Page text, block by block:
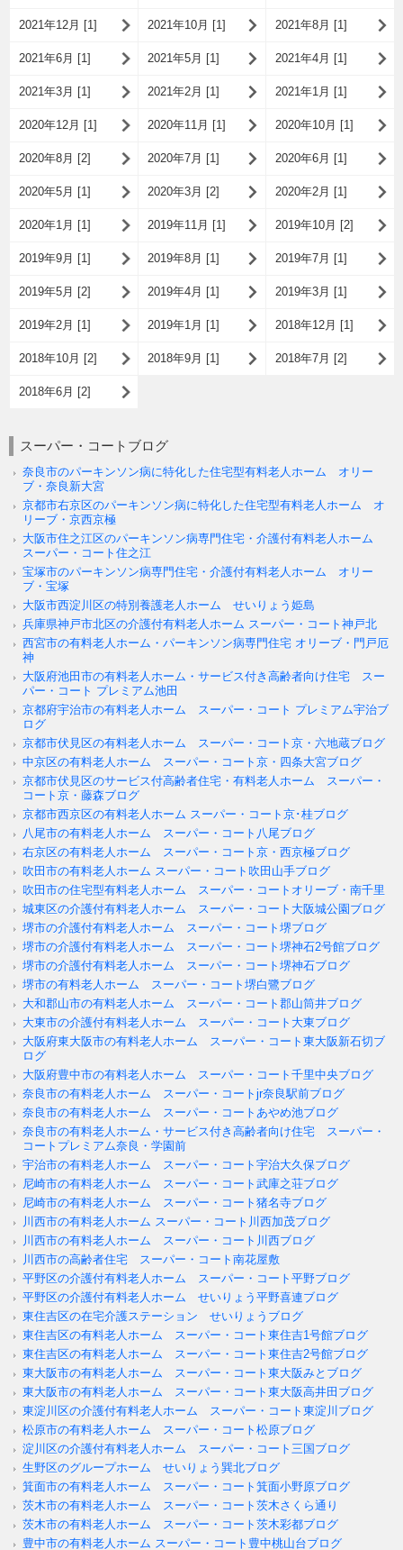
2021年12月 [1] 2021年10月 [1] 2021年8月 [1]
2021年6月 [1] 2021年5月 [1] 2021年4月 [1]
2021年3月 [1] 2021年2月 [1] 2021年1月 [1]
2020年12月 [1] 2020年11月 [1] 2020年10月 [1]
2020年8月 [2] 2020年7月 [1] 2020年6月 [1]
2020年5月 [1] 2020年3月 [2] 2020年2月 [1]
2020年1月 [1] 2019年11月 [1] 2019年10月 [2]
2019年9月 [1] 2019年8月 [1] 2019年7月 [1]
2019年5月 [2] 2019年4月 [1] 2019年3月 [1]
2019年2月 [1] 2019年1月 [1] 2018年12月 [1]
2018年10月 [2] 2018年9月 [1] 2018年7月 [2]
2018年6月 [2]
スーパー・コートブログ
奈良市のパーキンソン病に特化した住宅型有料老人ホーム オリー
ブ・奈良新大宮
京都市右京区のパーキンソン病に特化した住宅型有料老人ホーム オ
リーブ・京西京極
大阪市住之江区のパーキンソン病専門住宅・介護付有料老人ホーム
スーパー・コート住之江
宝塚市のパーキンソン病専門住宅・介護付有料老人ホーム オリー
ブ・宝塚
大阪市西淀川区の特別養護老人ホーム せいりょう姫島
兵庫県神戸市北区の介護付有料老人ホーム スーパー・コート神戸北
西宮市の有料老人ホーム・パーキンソン病専門住宅 オリーブ・門戸厄
神
大阪府池田市の有料老人ホーム・サービス付き高齢者向け住宅 スー
パー・コート プレミアム池田
京都府宇治市の有料老人ホーム スーパー・コート プレミアム宇治ブ
ログ
京都市伏見区の有料老人ホーム スーパー・コート京・六地蔵ブログ
中京区の有料老人ホーム スーパー・コート京・四条大宮ブログ
京都市伏見区のサービス付高齢者住宅・有料老人ホーム スーパー・
コート京・藤森ブログ
京都市西京区の有料老人ホーム スーパー・コート京･桂ブログ
八尾市の有料老人ホーム スーパー・コート八尾ブログ
右京区の有料老人ホーム スーパー・コート京・西京極ブログ
吹田市の有料老人ホーム スーパー・コート吹田山手ブログ
吹田市の住宅型有料老人ホーム スーパー・コートオリーブ・南千里
城東区の介護付有料老人ホーム スーパー・コート大阪城公園ブログ
堺市の介護付有料老人ホーム スーパー・コート堺ブログ
堺市の介護付有料老人ホーム スーパー・コート堺神石2号館ブログ
堺市の介護付有料老人ホーム スーパー・コート堺神石ブログ
堺市の有料老人ホーム スーパー・コート堺白鷺ブログ
大和郡山市の有料老人ホーム スーパー・コート郡山筒井ブログ
大東市の介護付有料老人ホーム スーパー・コート大東ブログ
大阪府東大阪市の有料老人ホーム スーパー・コート東大阪新石切ブ
ログ
大阪府豊中市の有料老人ホーム スーパー・コート千里中央ブログ
奈良市の有料老人ホーム スーパー・コートjr奈良駅前ブログ
奈良市の有料老人ホーム スーパー・コートあやめ池ブログ
奈良市の有料老人ホーム・サービス付き高齢者向け住宅 スーパー・
コートプレミアム奈良・学園前
宇治市の有料老人ホーム スーパー・コート宇治大久保ブログ
尼崎市の有料老人ホーム スーパー・コート武庫之荘ブログ
尼崎市の有料老人ホーム スーパー・コート猪名寺ブログ
川西市の有料老人ホーム スーパー・コート川西加茂ブログ
川西市の有料老人ホーム スーパー・コート川西ブログ
川西市の高齢者住宅 スーパー・コート南花屋敷
平野区の介護付有料老人ホーム スーパー・コート平野ブログ
平野区の介護付有料老人ホーム せいりょう平野喜連ブログ
東住吉区の在宅介護ステーション せいりょうブログ
東住吉区の有料老人ホーム スーパー・コート東住吉1号館ブログ
東住吉区の有料老人ホーム スーパー・コート東住吉2号館ブログ
東大阪市の有料老人ホーム スーパー・コート東大阪みとブログ
東大阪市の有料老人ホーム スーパー・コート東大阪高井田ブログ
東淀川区の介護付有料老人ホーム スーパー・コート東淀川ブログ
松原市の有料老人ホーム スーパー・コート松原ブログ
淀川区の介護付有料老人ホーム スーパー・コート三国ブログ
生野区のグループホーム せいりょう巽北ブログ
箕面市の有料老人ホーム スーパー・コート箕面小野原ブログ
茨木市の有料老人ホーム スーパー・コート茨木さくら通り
茨木市の有料老人ホーム スーパー・コート茨木彩都ブログ
豊中市の有料老人ホーム スーパー・コート豊中桃山台ブログ